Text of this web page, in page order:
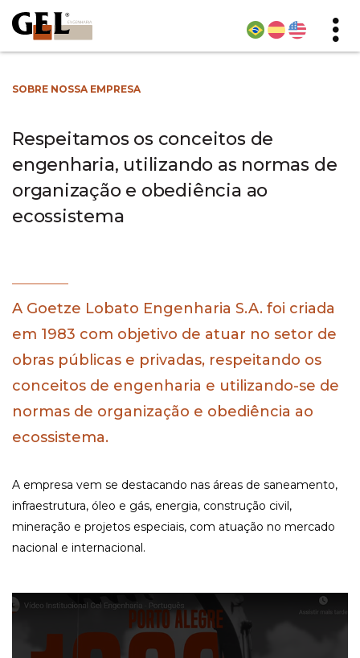
SOBRE NOSSA EMPRESA
Respeitamos os conceitos de
engenharia, utilizando as normas de
organização e obediência ao
ecossistema
A Goetze Lobato Engenharia S.A. foi criada
em 1983 com objetivo de atuar no setor de
obras públicas e privadas, respeitando os
conceitos de engenharia e utilizando-se de
normas de organização e obediência ao
ecossistema.
A empresa vem se destacando nas áreas de saneamento,
infraestrutura, óleo e gás, energia, construção civil,
mineração e projetos especiais, com atuação no mercado
nacional e internacional.